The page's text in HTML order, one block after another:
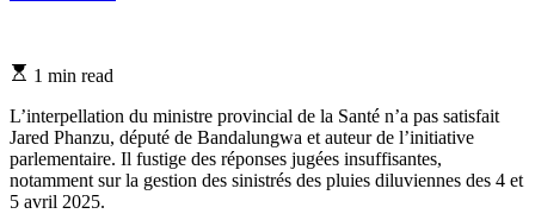
Estimated
time
1 min read
L’interpellation du ministre provincial de la Santé n’a pas satisfait
Jared Phanzu, député de Bandalungwa et auteur de l’initiative
parlementaire. Il fustige des réponses jugées insuffisantes,
notamment sur la gestion des sinistrés des pluies diluviennes des 4 et
5 avril 2025.